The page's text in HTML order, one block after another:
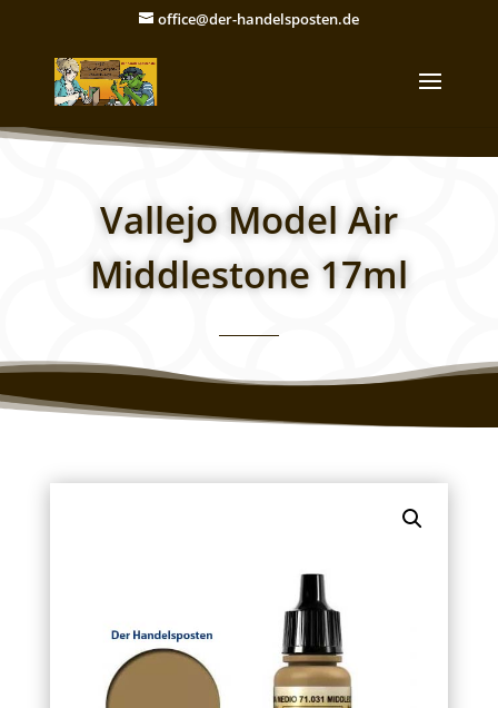
office@der-handelsposten.de
Vallejo Model Air
Middlestone 17ml